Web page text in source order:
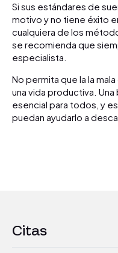
Si sus estándares de
motivo y no tiene éxito
cualquiera de los
se recomienda que
especialista.
No permita que la la
una vida productiva.
esencial para todos, y
puedan ayudarlo a
Citas